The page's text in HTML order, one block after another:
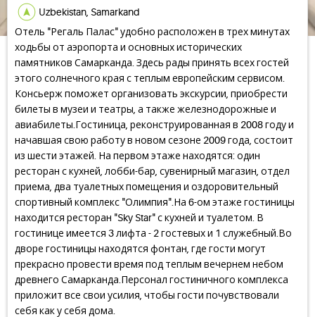
Uzbekistan, Samarkand
Отель "Регаль Палас" удобно расположен в трех минутах
ходьбы от аэропорта и основных исторических
памятников Самарканда. Здесь рады принять всех гостей
этого солнечного края с теплым европейским сервисом.
Консьерж поможет организовать экскурсии, приобрести
билеты в музеи и театры, а также железнодорожные и
авиабилеты.Гостиница, реконструированная в 2008 году и
начавшая свою работу в новом сезоне 2009 года, состоит
из шести этажей. На первом этаже находятся: один
ресторан с кухней, лобби-бар, сувенирный магазин, отдел
приема, два туалетных помещения и оздоровительный
спортивный комплекс "Олимпия".На 6-ом этаже гостиницы
находится ресторан "Sky Star" с кухней и туалетом. В
гостинице имеется 3 лифта - 2 гостевых и 1 служебный.Во
дворе гостиницы находятся фонтан, где гости могут
прекрасно провести время под теплым вечернем небом
древнего Самарканда.Персонал гостиничного комплекса
приложит все свои усилия, чтобы гости почувствовали
себя как у себя дома.